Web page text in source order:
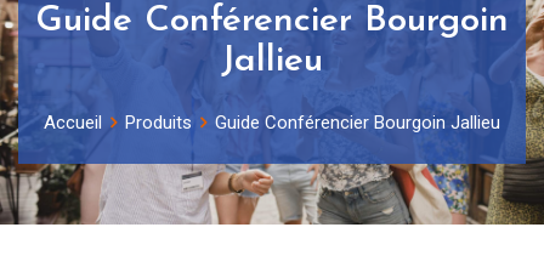
Guide Conférencier Bourgoin
Jallieu
Accueil Produits Guide Conférencier Bourgoin Jallieu